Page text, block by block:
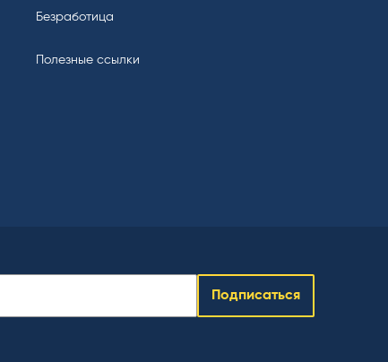
Безработица
Полезные ссылки
Подписаться